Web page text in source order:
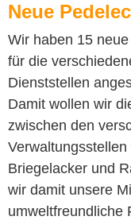
Neue
Wir haben 15
für die
Dienststellen
Damit wollen wir
zwischen den
Verwaltungsstellen
Briegelacker und
wir damit unsere
umweltfreundliche